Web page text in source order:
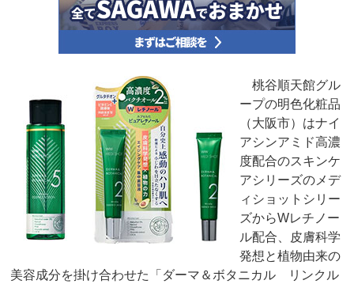
桃谷順天館グル
ープの明色化粧品
（大阪市）はナイ
アシンアミド高濃
度配合のスキンケ
アシリーズのメデ
ィショットシリー
ズからWレチノー
ル配合、皮膚科学
発想と植物由来の
美容成分を掛け合わせた「ダーマ＆ボタニカル リンクル